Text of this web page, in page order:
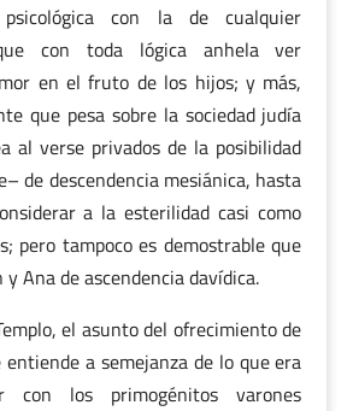
con la de cualquier
con toda lógica anhela ver
en el fruto de los hijos; y más,
que pesa sobre la sociedad judía
al verse privados de la posibilidad
de descendencia mesiánica, hasta
a la esterilidad casi como
pero tampoco es demostrable que
Ana de ascendencia davídica.
el asunto del ofrecimiento de
a semejanza de lo que era
con los primogénitos varones